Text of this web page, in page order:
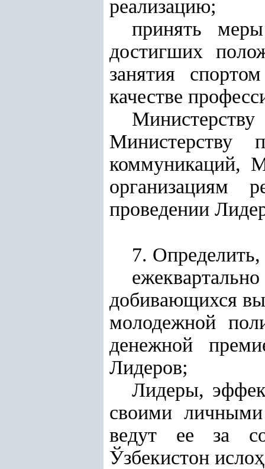
реализацию;
принять
достигших
занятия
качестве
Министерству
коммуникаций,
организациям
проведении
7. Определить,
добивающихся
молодежной
денежной
Лидеров;
Лидеры,
своими
ведут ее за
Ўзбекистон ислоҳ